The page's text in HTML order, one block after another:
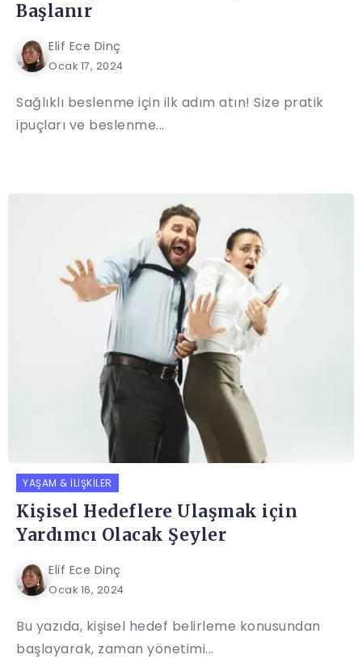
Başlanır
Elif Ece Dinç
Ocak 17, 2024
Sağlıklı beslenme için ilk adım atın! Size pratik
ipuçları ve beslenme...
YAŞAM & İLIŞKILER
Kişisel Hedeflere Ulaşmak için
Yardımcı Olacak Şeyler
Elif Ece Dinç
Ocak 16, 2024
Bu yazıda, kişisel hedef belirleme konusundan
başlayarak, zaman yönetimi...